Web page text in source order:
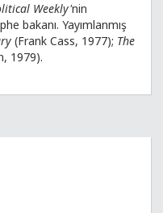
Weekly'nin
bakanı. Yayımlanmış
(Frank Cass, 1977); The
1979).